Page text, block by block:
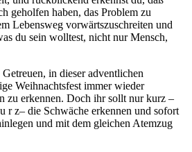
geholfen haben, das Problem zu
Lebensweg vorwärtszuschreiten und
du sein wolltest, nicht nur Mensch,
in dieser adventlichen
Weihnachtsfest immer wieder
zu erkennen. Doch ihr sollt nur kurz –
r z– die Schwäche erkennen und sofort
und mit dem gleichen Atemzug